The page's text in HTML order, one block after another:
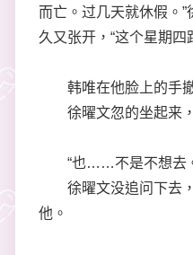
而亡。过几天就休假。
久又张开，“这个星期四
韩唯在他脸上的手撤
徐曜文忽的坐起来，
“也……不是不想去
徐曜文没追问下去，
他。